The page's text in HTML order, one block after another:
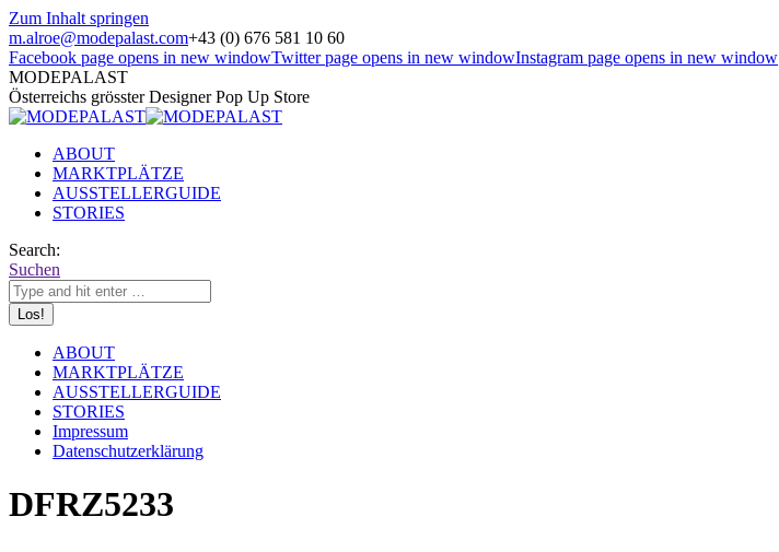
Zum Inhalt springen
m.alroe@modepalast.com+43 (0) 676 581 10 60
Facebook page opens in new windowTwitter page opens in new windowInstagram page opens in new window
MODEPALAST
Österreichs grösster Designer Pop Up Store
ABOUT
MARKTPLÄTZE
AUSSTELLERGUIDE
STORIES
Search:
Suchen
ABOUT
MARKTPLÄTZE
AUSSTELLERGUIDE
STORIES
Impressum
Datenschutzerklärung
DFRZ5233